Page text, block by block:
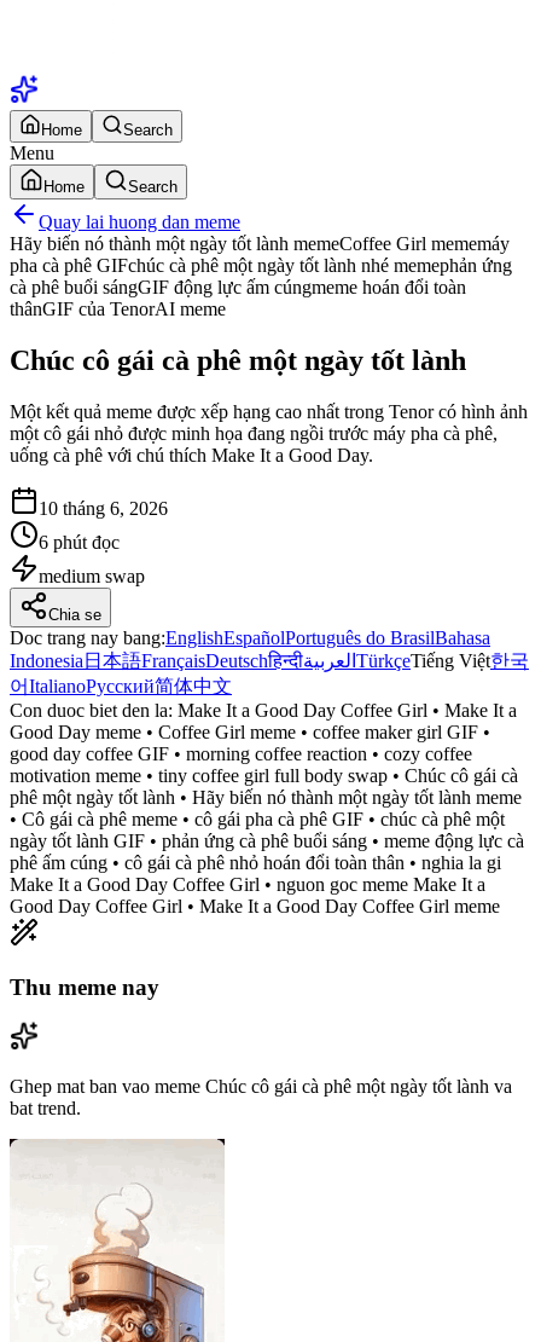
Home Search
Menu
Home Search
Quay lai huong dan meme
Hãy biến nó thành một ngày tốt lành memeCoffee Girl mememáy
pha cà phê GIFchúc cà phê một ngày tốt lành nhé memephản ứng
cà phê buổi sángGIF động lực ấm cúngmeme hoán đổi toàn
thânGIF của TenorAI meme
Chúc cô gái cà phê một ngày tốt lành
Một kết quả meme được xếp hạng cao nhất trong Tenor có hình ảnh
một cô gái nhỏ được minh họa đang ngồi trước máy pha cà phê,
uống cà phê với chú thích Make It a Good Day.
10 tháng 6, 2026
6 phút đọc
medium swap
Chia se
Doc trang nay bang:EnglishEspañolPortuguês do BrasilBahasa
Indonesia 日本語FrançaisDeutschहिन्दीالعربية TürkçeTiếng Việt한국
어ItalianoРусский简体中文
Con duoc biet den la: Make It a Good Day Coffee Girl • Make It a
Good Day meme • Coffee Girl meme • coffee maker girl GIF •
good day coffee GIF • morning coffee reaction • cozy coffee
motivation meme • tiny coffee girl full body swap • Chúc cô gái cà
phê một ngày tốt lành • Hãy biến nó thành một ngày tốt lành meme
• Cô gái cà phê meme • cô gái pha cà phê GIF • chúc cà phê một
ngày tốt lành GIF • phản ứng cà phê buổi sáng • meme động lực cà
phê ấm cúng • cô gái cà phê nhỏ hoán đổi toàn thân • nghia la gi
Make It a Good Day Coffee Girl • nguon goc meme Make It a
Good Day Coffee Girl • Make It a Good Day Coffee Girl meme
Thu meme nay
Ghep mat ban vao meme Chúc cô gái cà phê một ngày tốt lành va
bat trend.